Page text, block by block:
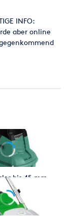
INFO:
aber online
bis 45 mm
(So frei)